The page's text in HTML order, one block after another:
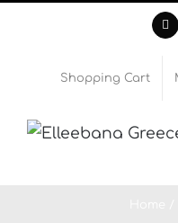
contentShopping Cart